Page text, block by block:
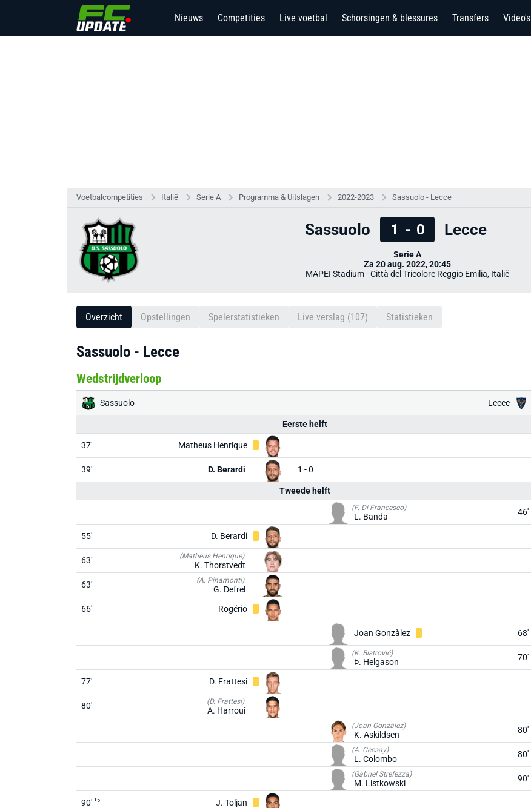
Nieuws Competities Live voetbal Schorsingen & blessures Transfers Video's
Voetbalcompetities Italië Serie A Programma & Uitslagen 2022-2023 Sassuolo - Lecce
Sassuolo 1 - 0 Lecce
Serie A
Za 20 aug. 2022, 20:45
MAPEI Stadium - Città del Tricolore Reggio Emilia, Italië
Overzicht Opstellingen Spelerstatistieken Live verslag (107) Statistieken
Sassuolo - Lecce
Wedstrijdverloop
Sassuolo Lecce
Eerste helft
37' Matheus Henrique
39' D. Berardi 1 - 0
Tweede helft
(F. Di Francesco)
L. Banda 46'
55' D. Berardi
63' (Matheus Henrique)
K. Thorstvedt
63'
(A. Pinamonti)
G. Defrel
66'
Rogério
Joan Gonzàlez 68'
(K. Bistrović)
Þ. Helgason 70'
77' D. Frattesi
80' (D. Frattesi)
A. Harroui
(Joan Gonzàlez)
K. Askildsen 80'
(A. Ceesay)
L. Colombo 80'
(Gabriel Strefezza)
M. Listkowski 90'
90' +5 J. Toljan